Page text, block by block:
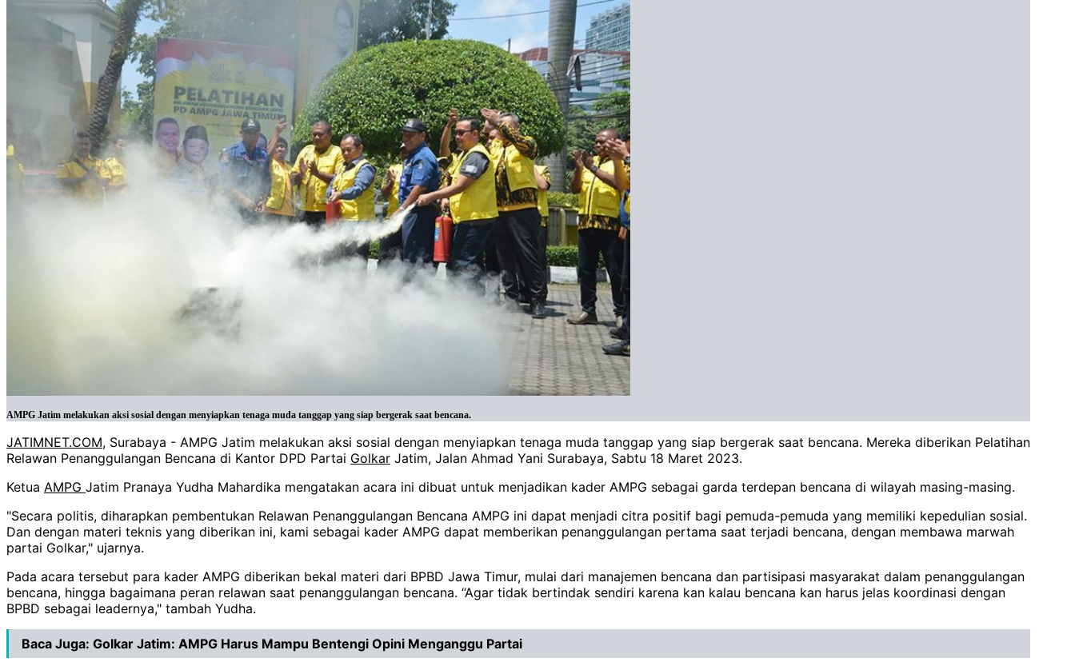
AMPG Jatim melakukan aksi sosial dengan menyiapkan tenaga muda tanggap yang siap bergerak saat bencana.
JATIMNET.COM, Surabaya - AMPG Jatim melakukan aksi sosial dengan menyiapkan tenaga muda tanggap yang siap bergerak saat bencana. Mereka diberikan Pelatihan
Relawan Penanggulangan Bencana di Kantor DPD Partai Golkar Jatim, Jalan Ahmad Yani Surabaya, Sabtu 18 Maret 2023.
Ketua AMPG Jatim Pranaya Yudha Mahardika mengatakan acara ini dibuat untuk menjadikan kader AMPG sebagai garda terdepan bencana di wilayah masing-masing.
"Secara politis, diharapkan pembentukan Relawan Penanggulangan Bencana AMPG ini dapat menjadi citra positif bagi pemuda-pemuda yang memiliki kepedulian sosial.
Dan dengan materi teknis yang diberikan ini, kami sebagai kader AMPG dapat memberikan penanggulangan pertama saat terjadi bencana, dengan membawa marwah
partai Golkar," ujarnya.
Pada acara tersebut para kader AMPG diberikan bekal materi dari BPBD Jawa Timur, mulai dari manajemen bencana dan partisipasi masyarakat dalam penanggulangan
bencana, hingga bagaimana peran relawan saat penanggulangan bencana. “Agar tidak bertindak sendiri karena kan kalau bencana kan harus jelas koordinasi dengan
BPBD sebagai leadernya," tambah Yudha.
Baca Juga: Golkar Jatim: AMPG Harus Mampu Bentengi Opini Menganggu Partai